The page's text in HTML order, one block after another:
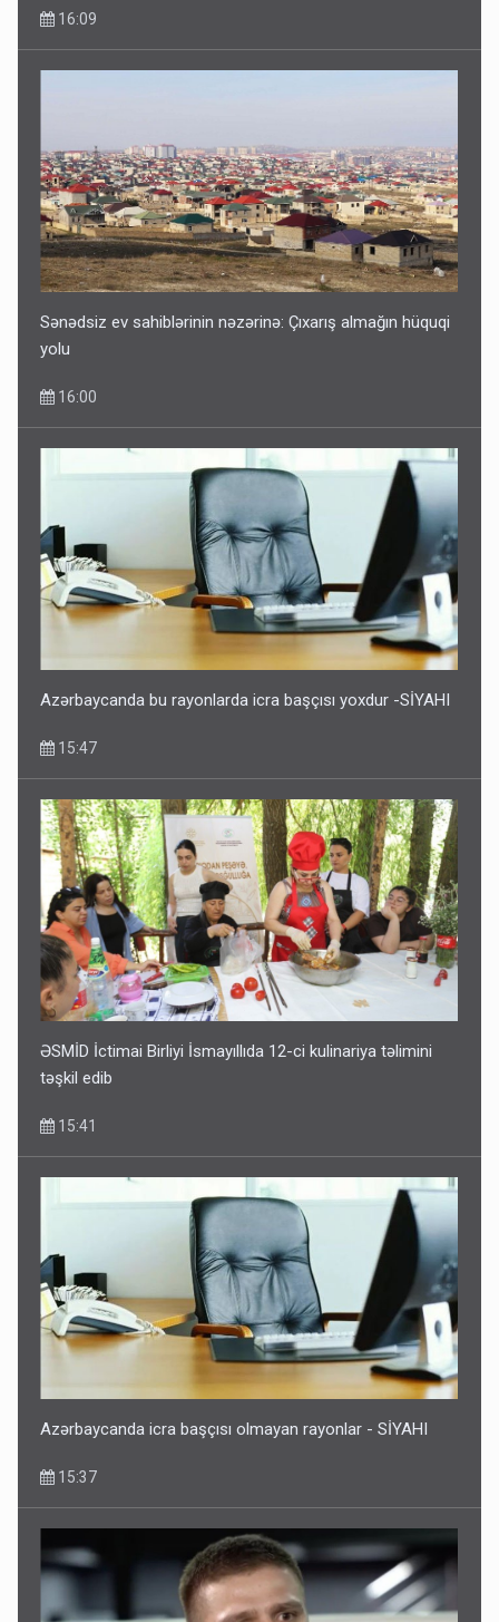
16:09
Sənədsiz ev sahiblərinin nəzərinə: Çıxarış almağın hüquqi
yolu
16:00
Azərbaycanda bu rayonlarda icra başçısı yoxdur -SİYAHI
15:47
ƏSMİD İctimai Birliyi İsmayıllıda 12-ci kulinariya təlimini
təşkil edib
15:41
Azərbaycanda icra başçısı olmayan rayonlar - SİYAHI
15:37